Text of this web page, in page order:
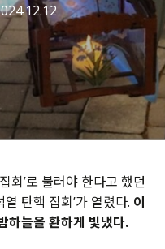
회’로 불러야 한다고 했던
탄핵 집회’가 열렸다. 이
하늘을 환하게 빛냈다.